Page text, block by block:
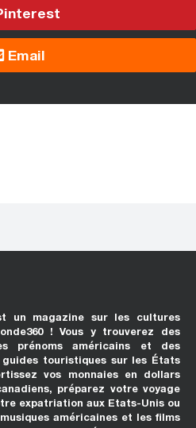
Email
un magazine sur les cultures
! Vous y trouverez des
prénoms américains et des
guides touristiques sur les États
vos monnaies en dollars
préparez votre voyage
expatriation aux Etats-Unis ou
américaines et les films